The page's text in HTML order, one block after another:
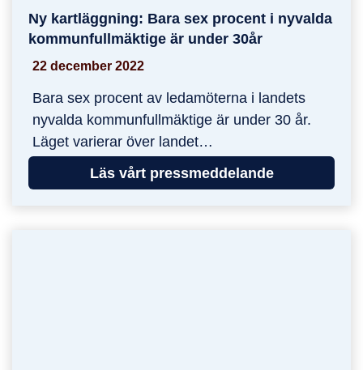
Ny kartläggning: Bara sex procent i nyvalda
kommunfullmäktige är under 30år
Ny kartläggning: Bara sex procent i nyvalda
22 december 2022
Bara sex procent av ledamöterna i landets
nyvalda kommunfullmäktige är under 30 år.
Läget varierar över landet…
Läs vårt pressmeddelande